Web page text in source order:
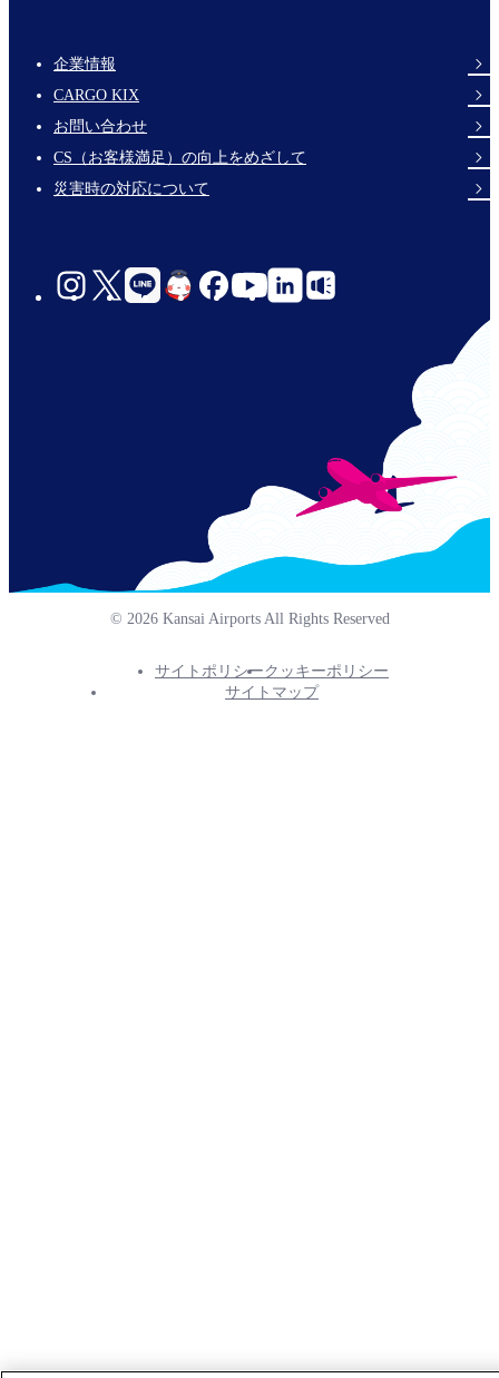
Footer
Links
企業情報
CARGO KIX
お問い合わせ
CS（お客様満足）の向上をめざして
災害時の対応について
social-
© 2026 Kansai Airports All Rights Reserved
サイトポリシークッキーポリシー
サイトマップ